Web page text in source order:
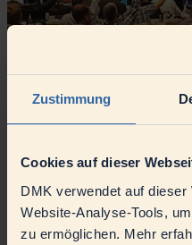
Zustimmung
Cookies auf dieser
DMK verwendet auf
Website-Analyse-Tools,
zu ermöglichen. Mehr